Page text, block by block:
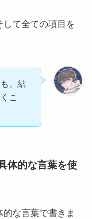
て全ての項目を
、結
こ
体的な言葉を使
な言葉で書きま